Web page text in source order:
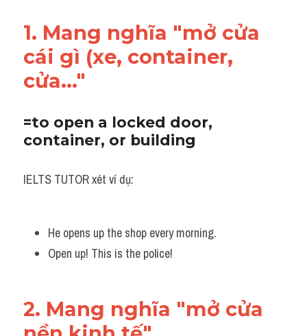
1. Mang nghĩa "mở cửa
cái gì (xe, container,
cửa..."
=to open a locked door,
container, or building
IELTS TUTOR xét ví dụ:
He opens up the shop every morning.
Open up! This is the police!
2. Mang nghĩa "mở cửa